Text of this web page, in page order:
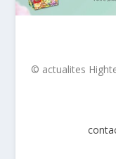
© actualites